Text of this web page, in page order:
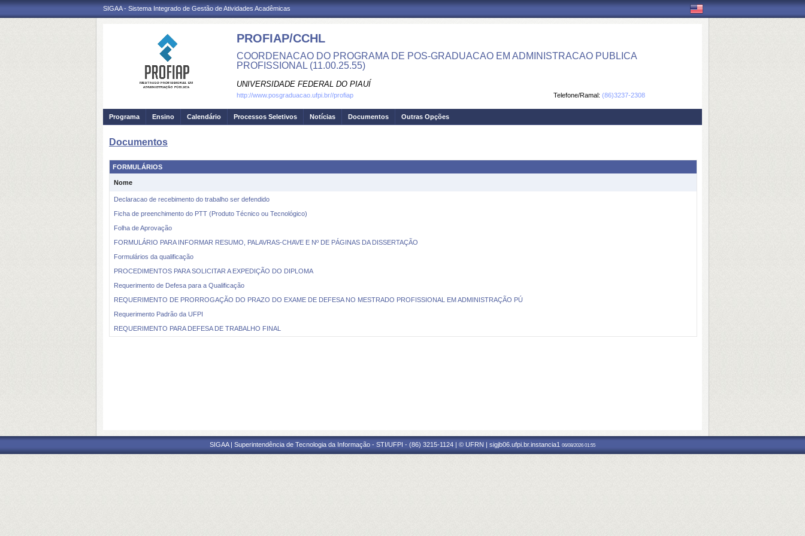
SIGAA - Sistema Integrado de Gestão de Atividades Acadêmicas
PROFIAP/CCHL
COORDENACAO DO PROGRAMA DE POS-GRADUACAO EM ADMINISTRACAO PUBLICA
PROFISSIONAL (11.00.25.55)
UNIVERSIDADE FEDERAL DO PIAUÍ
Telefone/Ramal: (86)3237-2308
http://www.posgraduacao.ufpi.br//profiap
Programa Ensino Calendário Processos Seletivos Notícias Documentos Outras Opções
Documentos
FORMULÁRIOS
Nome
Declaracao de recebimento do trabalho ser defendido
Ficha de preenchimento do PTT (Produto Técnico ou Tecnológico)
Folha de Aprovação
FORMULÁRIO PARA INFORMAR RESUMO, PALAVRAS-CHAVE E Nº DE PÁGINAS DA DISSERTAÇÃO
Formulários da qualificação
PROCEDIMENTOS PARA SOLICITAR A EXPEDIÇÃO DO DIPLOMA
Requerimento de Defesa para a Qualificação
REQUERIMENTO DE PRORROGAÇÃO DO PRAZO DO EXAME DE DEFESA NO MESTRADO PROFISSIONAL EM ADMINISTRAÇÃO PÚ
Requerimento Padrão da UFPI
REQUERIMENTO PARA DEFESA DE TRABALHO FINAL
SIGAA | Superintendência de Tecnologia da Informação - STI/UFPI - (86) 3215-1124 | © UFRN | sigjb06.ufpi.br.instancia1 06/08/2026 01:55